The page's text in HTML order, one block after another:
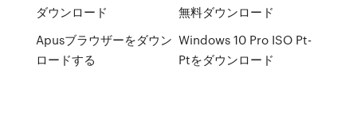
ダウンロード
Apusブラウザーをダウン
ロードする
無料ダウンロード
Windows 10 Pro ISO Pt-
Ptをダウンロード